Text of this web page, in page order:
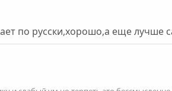
по русски,хорошо,а еще лучше